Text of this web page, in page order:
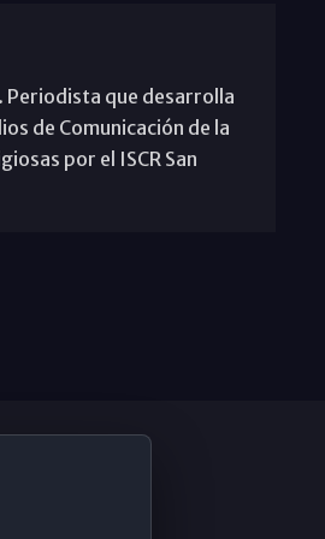
Periodista que desarrolla
de Comunicación de la
por el ISCR San